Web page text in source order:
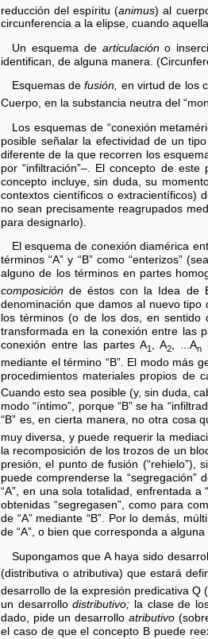
reducción del espíritu (animus) al
circunferencia a la elipse, cuando
Un esquema de articulacióno
identifican, de alguna manera.
Esquemas defusión, en virtud de los
Cuerpo, en la substancia neutra del
Los esquemas de “conexión
posible señalar la efectividad de un
diferente de la que recorren los
por “infiltración”–. El concepto de
concepto incluye, sin duda, su
contextos científicos o extracientíficos)
no sean precisamente reagrupados
para designarlo).
El esquema de conexión diamérica
términos “A” y “B” como “enterizos”
alguno de los términos en partes
composición de éstos con la Idea de
denominación que damos al nuevo
los términos (o de los dos, en sentido
transformada en la conexión entre las
conexión entre las partes A1 , A2, ...An
mediante el término “B”. El modo más
procedimientos materiales propios de
Cuando esto sea posible (y, sin duda,
modo “íntimo”, porque “B” se ha
“B” es, en cierta manera, no otra cosa
muy diversa, y puede requerir la
la recomposición de los trozos de un
presión, el punto de fusión (“rehielo”),
puede comprenderse la “segregación”
“A”, en una sola totalidad, enfrentada a
obtenidas “segregasen”, como para
de “A” mediante “B”. Por lo demás,
de “A”, o bien que corresponda a
Supongamos que A haya sido
(distributiva o atributiva) que estará
desarrollo de la expresión predicativa Q
un desarrollodistributivo; la clase de
dado, pide un desarrollo atributivo
el caso de que el concepto B puede